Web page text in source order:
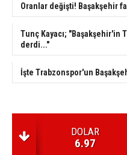
Oranlar değişti! Başakşehir
Tunç Kayacı; "Başakşehir'in
derdi..."
İşte Trabzonspor'un
DOLAR
6.97